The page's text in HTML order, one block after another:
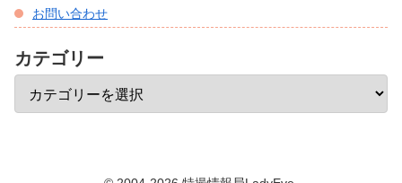
お問い合わせ
カテゴリー